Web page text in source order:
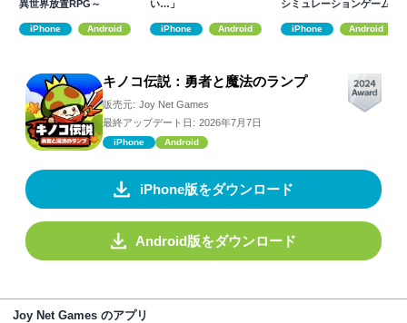
異世界放置RPG～
iPhone Android
い…」
iPhone Android
シミュレーションゲーム
iPhone Android
キノコ伝説：勇者と魔法のランプ
販売元: Joy Net Games
最終アップデート日: 2026年7月7日
iPhone Android
iPhone版をダウンロード
Android版をダウンロード
Joy Net Games のアプリ